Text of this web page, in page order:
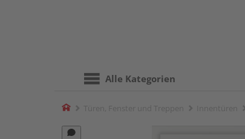
Alle Kategorien
Home